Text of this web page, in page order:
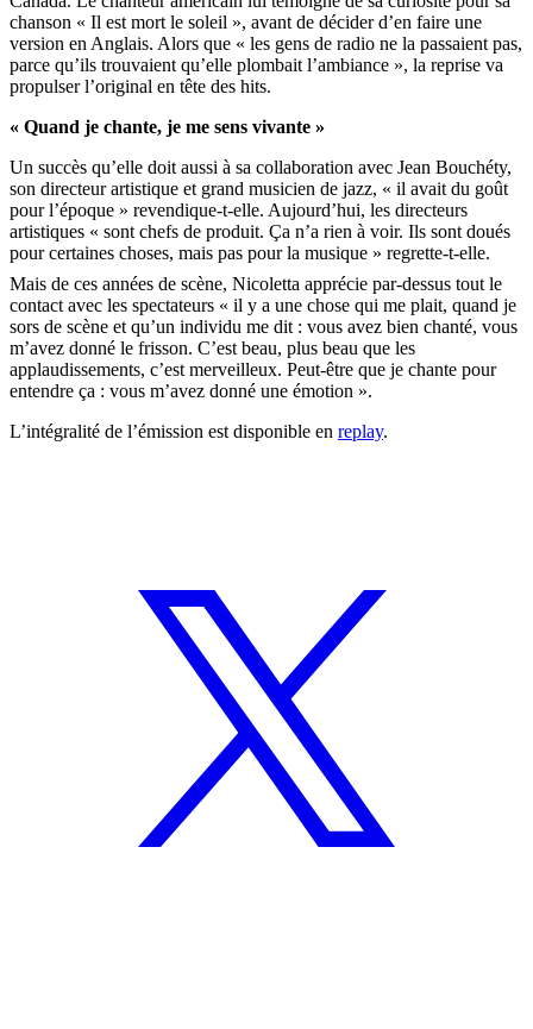
chanson « Il est mort le soleil », avant de décider d’en faire une
version en Anglais. Alors que « les gens de radio ne la passaient pas,
parce qu’ils trouvaient qu’elle plombait l’ambiance », la reprise va
propulser l’original en tête des hits.
« Quand je chante, je me sens vivante »
Un succès qu’elle doit aussi à sa collaboration avec Jean Bouchéty,
son directeur artistique et grand musicien de jazz, « il avait du goût
pour l’époque » revendique-t-elle. Aujourd’hui, les directeurs
artistiques « sont chefs de produit. Ça n’a rien à voir. Ils sont doués
pour certaines choses, mais pas pour la musique » regrette-t-elle.
Mais de ces années de scène, Nicoletta apprécie par-dessus tout le
contact avec les spectateurs « il y a une chose qui me plait, quand je
sors de scène et qu’un individu me dit : vous avez bien chanté, vous
m’avez donné le frisson. C’est beau, plus beau que les
applaudissements, c’est merveilleux. Peut-être que je chante pour
entendre ça : vous m’avez donné une émotion ».
L’intégralité de l’émission est disponible en replay.